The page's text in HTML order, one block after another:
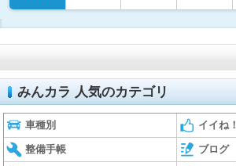
みんカラ 人気のカテゴリ
車種別 イイね！
整備手帳 ブログ